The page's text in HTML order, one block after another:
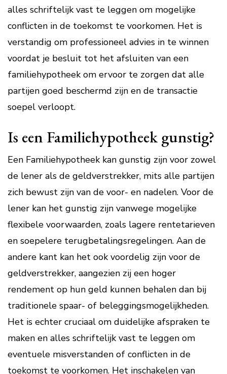
alles schriftelijk vast te leggen om mogelijke
conflicten in de toekomst te voorkomen. Het is
verstandig om professioneel advies in te winnen
voordat je besluit tot het afsluiten van een
familiehypotheek om ervoor te zorgen dat alle
partijen goed beschermd zijn en de transactie
soepel verloopt.
Is een Familiehypotheek gunstig?
Een Familiehypotheek kan gunstig zijn voor zowel
de lener als de geldverstrekker, mits alle partijen
zich bewust zijn van de voor- en nadelen. Voor de
lener kan het gunstig zijn vanwege mogelijke
flexibele voorwaarden, zoals lagere rentetarieven
en soepelere terugbetalingsregelingen. Aan de
andere kant kan het ook voordelig zijn voor de
geldverstrekker, aangezien zij een hoger
rendement op hun geld kunnen behalen dan bij
traditionele spaar- of beleggingsmogelijkheden.
Het is echter cruciaal om duidelijke afspraken te
maken en alles schriftelijk vast te leggen om
eventuele misverstanden of conflicten in de
toekomst te voorkomen. Het inschakelen van